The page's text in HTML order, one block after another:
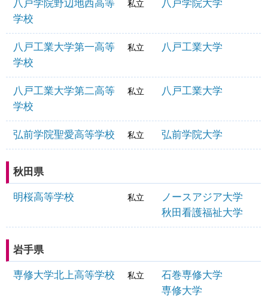
八戸学院野辺地西高等
学校
私立 八戸学院大学
八戸工業大学第一高等
学校
私立 八戸工業大学
八戸工業大学第二高等
学校
私立 八戸工業大学
弘前学院聖愛高等学校 私立 弘前学院大学
秋田県
明桜高等学校 私立
ノースアジア大学
秋田看護福祉大学
岩手県
専修大学北上高等学校 私立
石巻専修大学
専修大学